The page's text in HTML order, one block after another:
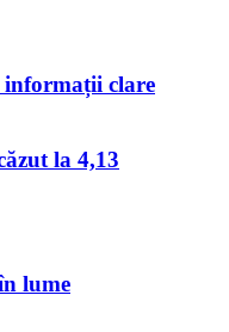
informații clare
la 4,13
lume